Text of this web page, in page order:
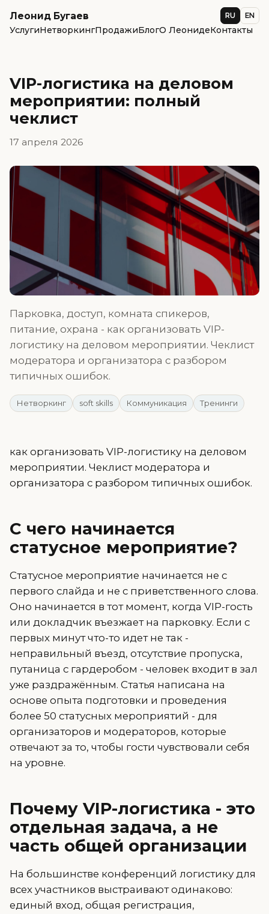
Леонид Бугаев
УслугиНетворкингПродажиБлогО ЛеонидеКонтакты
RU EN
VIP-логистика на деловом
мероприятии: полный
чеклист
17 апреля 2026
Парковка, доступ, комната спикеров,
питание, охрана - как организовать VIP-
логистику на деловом мероприятии. Чеклист
модератора и организатора с разбором
типичных ошибок.
Нетворкинг soft skills Коммуникация Тренинги
как организовать VIP-логистику на деловом
мероприятии. Чеклист модератора и
организатора с разбором типичных ошибок.
С чего начинается
статусное мероприятие?
Статусное мероприятие начинается не с
первого слайда и не с приветственного слова.
Оно начинается в тот момент, когда VIP-гость
или докладчик въезжает на парковку. Если с
первых минут что-то идет не так -
неправильный въезд, отсутствие пропуска,
путаница с гардеробом - человек входит в зал
уже раздражённым. Статья написана на
основе опыта подготовки и проведения
более 50 статусных мероприятий - для
организаторов и модераторов, которые
отвечают за то, чтобы гости чувствовали себя
на уровне.
Почему VIP-логистика - это
отдельная задача, а не
часть общей организации
На большинстве конференций логистику для
всех участников выстраивают одинаково:
единый вход, общая регистрация,